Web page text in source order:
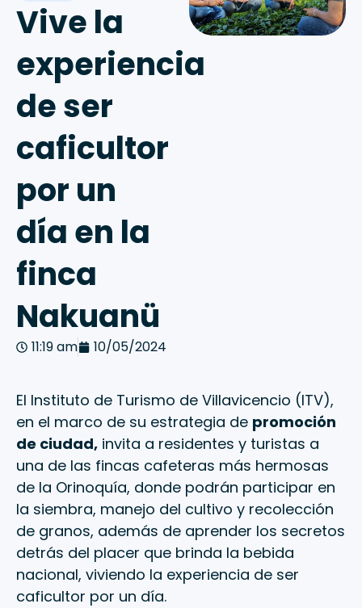
Vive la
experiencia
de ser
caficultor
por un
día en la
finca
Nakuanü
11:19 am 10/05/2024
El Instituto de Turismo de Villavicencio (ITV),
en el marco de su estrategia de promoción
de ciudad, invita a residentes y turistas a
una de las fincas cafeteras más hermosas
de la Orinoquía, donde podrán participar en
la siembra, manejo del cultivo y recolección
de granos, además de aprender los secretos
detrás del placer que brinda la bebida
nacional, viviendo la experiencia de ser
caficultor por un día.